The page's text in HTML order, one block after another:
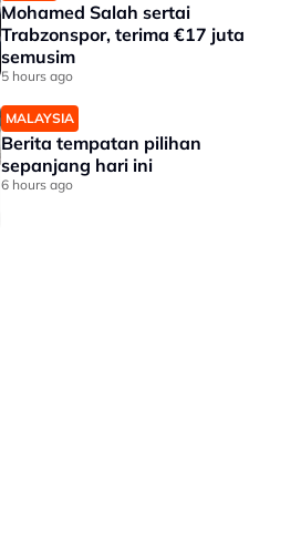
Mohamed Salah sertai
Trabzonspor, terima €17 juta
semusim
5 hours ago
MALAYSIA
Berita tempatan pilihan
sepanjang hari ini
6 hours ago